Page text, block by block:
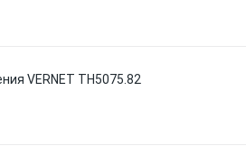
VERNET TH5075.82